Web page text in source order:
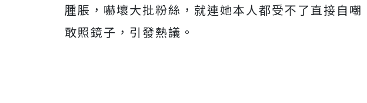
腫脹，嚇壞大批粉絲，就連她本人都受不了直接自
敢照鏡子，引發熱議。